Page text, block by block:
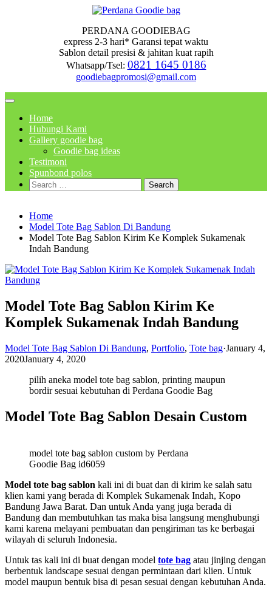
PERDANA GOODIEBAG
express 2-3 hari* Garansi tepat waktu
Sablon detail presisi & jahitan kuat rapih
Whatsapp/Tsel: 0821 1645 0186
goodiebagpromosi@gmail.com
Home
Hubungi Kami
Gallery goodie bag
Goodie bag ideas
Testimoni
Spunbond polos
Search
for:
Home
Model Tote Bag Sablon Di Bandung
Model Tote Bag Sablon Kirim Ke Komplek Sukamenak
Indah Bandung
Model Tote Bag Sablon Kirim Ke
Komplek Sukamenak Indah Bandung
Model Tote Bag Sablon Di Bandung, Portfolio, Tote bag·January 4,
2020January 4, 2020
pilih aneka model tote bag sablon, printing maupun
bordir sesuai kebutuhan di Perdana Goodie Bag
Model Tote Bag Sablon Desain Custom
model tote bag sablon custom by Perdana
Goodie Bag id6059
Model tote bag sablon kali ini di buat dan di kirim ke salah satu
klien kami yang berada di Komplek Sukamenak Indah, Kopo
Bandung Jawa Barat. Dan untuk Anda yang juga berada di
Bandung dan membutuhkan tas maka bisa langsung menghubungi
kami karena melayani pembuatan dan pengiriman tas ke berbagai
wilayah di seluruh Indonesia.
Untuk tas kali ini di buat dengan model tote bag atau jinjing dengan
berbentuk landscape sesuai dengan permintaan dari klien. Untuk
model maupun bentuk bisa di pesan sesuai dengan kebutuhan Anda.